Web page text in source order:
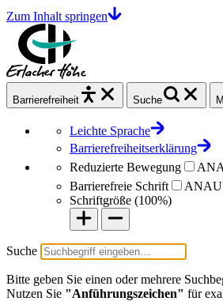
Zum Inhalt springen
Barrierefrei heit Suche
Leichte Sprache
Barrierefreiheitserklärung
Reduzierte Bewegung
AN
Barrierefreie Schrift
AN
Schriftgröße (100%)
Suche
Bitte geben Sie einen oder mehrere
Nutzen Sie "Anführungszeichen" für